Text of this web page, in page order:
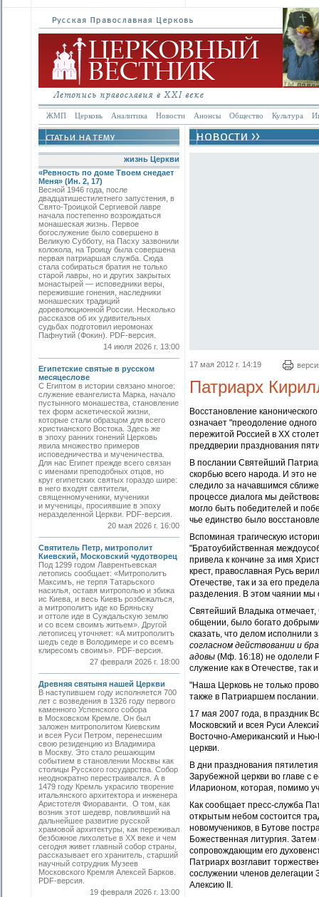
ЖМП Церковь Аналитика Новости Анонсы Общество Культура
жизнь Церкви
«Ревность по доме Твоем снедает
Меня» (Ин. 2, 17)
Весной 1946 года, после
двадцатишестилетнего запустения, в
Свято-­Троицкой Сергиевой лавре
начала постепенно возрождаться
монашеская жизнь. Первое
богослужение было совершено в
Великую Субботу, на Пасху зазвонили
колокола, на Троицу была совершена
первая патриаршая служба. Сюда
стала собираться братия не только
старой лавры, но и других закрытых
монастырей — исповедники веры,
пережившие гонения, наследники
монашеских традиций
дореволюционной России. Несколько
рассказов об их удивительных
судьбах подготовил иеромонах
Пафнутий (Фокин). PDF-версия.
14 июля 2026 г. 13:00
Египетские святые в русском
месяцеслове
С Египтом в истории связано многое:
служение евангелиста Марка, начало
пустынного монашества, становление
тех форм аскетической жизни,
которые стали образцом для всего
христианского Востока. Здесь же
в эпоху ранних гонений Церковь
явила множество примеров
исповедничества и мученичества.
Для нас Египет прежде всего связан
с именами преподобных отцов, но
круг египетских святых гораздо шире:
в него входят святители,
священномученики, мученики
и мученицы, просиявшие в эпоху
неразделенной Церкви. PDF-версия.
20 мая 2026 г. 16:00
Святитель Петр, митрополит
Киевский, Московский чудотворец
Под 1299 годом Лаврентьевская
летопись сообщает: «Митрополитъ
Максимъ, не терпя Татарьского
насилья, оставя митрополью и збижа
ис Киева, и весь Киевъ розбежалъся,
а митрополитъ иде ко Бряньску
и оттоле иде в Суждальскую землю
и со всем своимъ житьем». Другой
летописец уточняет: «А митрополитъ
шедъ седе в Володимере и со всемъ
клиресомъ своимъ». PDF-версия.
27 февраля 2026 г. 18:00
Древняя святыня нашей Церкви
В наступившем году исполняется 700
лет с возведения в 1326 году первого
каменного Успенского собора
в Московском Кремле. Он был
заложен митрополитом Киевским
и всея Руси Петром, перенесшим
свою резиденцию из Владимира
в Москву. Это стало решающим
событием в становлении Москвы как
столицы Русского государства. Собор
неоднократно перестраивался. А в
1479 году Кремль украсило творение
итальянского архитектора и инженера
Аристотеля Фиораванти. О том, как
возник этот шедевр, повлиявший на
дальнейшее развитие русской
храмовой архитектуры, как переживал
безбожное лихолетье в ХХ веке и чем
сегодня живет главный собор страны,
рассказывает его хранитель, старший
научный сотрудник Музеев
Московского Кремля Алексей Барков.
PDF-версия.
19 февраля 2026 г. 13:00
17 мая 2012 г. 14:19
Патриарх
Восстановление
означает "преодоление
пережитой Россией в XX
преддверии празднования
В послании Святейший
скорбью всего народа. И это
следило за начавшимся
процессе диалога мы
могло быть победителей и
чье единство было
Вспоминая трагическую
"Братоубийственная
привела к кончине за имя
крест, православная Русь
Отечестве, так и за его
разделения. В этом чаянии мы
Святейший Владыка отмечает,
общении, было богато
сказать, что делом исполнили
согласном действовании и
адовы (Мф. 16:18) не одолели
служение как в Отечестве, так
"Наша Церковь не только
также в Патриаршем послании.
17 мая 2007 года, в праздник
Московский и всея Руси
Восточно-Американский и
церкви.
В дни празднования
Зарубежной церкви во главе
Иларионом, которая, помимо
Как сообщает пресс-служба
открытым небом состоится
новомучеников, в Бутове
Божественная литургия.
сопровождающим его
Патриарх возглавит
сослужении членов
Алексию II.